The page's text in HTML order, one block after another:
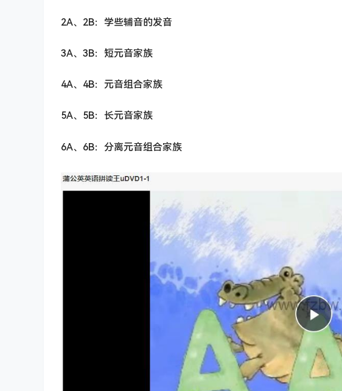
2A、2B：学些辅音的发音
3A、3B：短元音家族
4A、4B：元音组合家族
5A、5B：长元音家族
6A、6B：分离元音组合家族